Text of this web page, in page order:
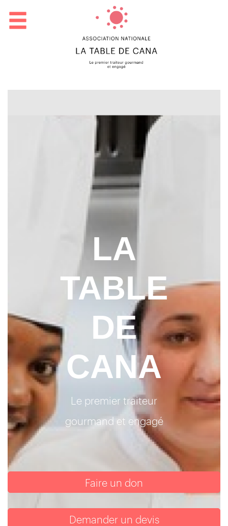
LA
TABLE
DE
CANA
Le premier traiteur
gourmand et engagé
Faire un don
Demander un devis